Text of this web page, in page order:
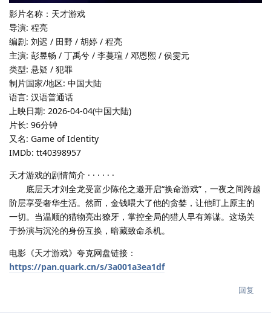
影片名称：天才游戏
导演: 程亮
编剧: 刘迟 / 田野 / 胡婷 / 程亮
主演: 彭昱畅 / 丁禹兮 / 李蔓瑄 / 邓恩熙 / 侯雯元
类型: 悬疑 / 犯罪
制片国家/地区: 中国大陆
语言: 汉语普通话
上映日期: 2026-04-04(中国大陆)
片长: 96分钟
又名: Game of Identity
IMDb: tt40398957
天才游戏的剧情简介 · · · · · ·
底层天才刘全龙受富少陈伦之邀开启“换命游戏”，一夜之间跨越
阶层享受奢华生活。然而，金钱喂大了他的贪婪，让他盯上原主的
一切。当温顺的猎物亮出獠牙，掌控全局的猎人早有筹谋。这场关
于扮演与沉沦的身份互换，暗藏致命杀机。
电影《天才游戏》夸克网盘链接：
https://pan.quark.cn/s/3a001a3ea1df
回复